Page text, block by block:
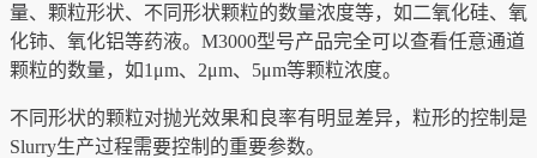
量、颗粒形状、不同形状颗粒的数量浓度等，如二氧化硅、氧
化铈、氧化铝等药液。M3000型号产品完全可以查看任意通道
颗粒的数量，如1μm、2μm、5μm等颗粒浓度。
不同形状的颗粒对抛光效果和良率有明显差异，粒形的控制是
Slurry生产过程需要控制的重要参数。